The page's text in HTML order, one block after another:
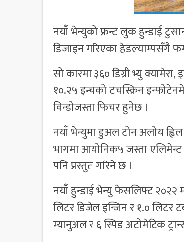
नयाँ भेन्युको फ्रन्ट लुक हुन्डाई
डिजाइन गरिएका हेडल्याम्पसँगै
सो कारमा ३६० डिग्री भ्यु
१०.२५ इन्चको टचस्क्रिन
विन्डोजस्ता फिचर हुनेछ ।
नयाँ भेन्युमा डुअल टोन अलोय
भागमा आयोनिक५ जस्ता एलिमेन्ट
पनि प्रस्तुत गरिने छ ।
नयाँ हुन्डाई भेन्यु फेसलिफ्ट २०२२
लिटर डिजेल इन्जिन र १.० लिटर
म्यानुअल र ६ स्पिड अटोमेटिक